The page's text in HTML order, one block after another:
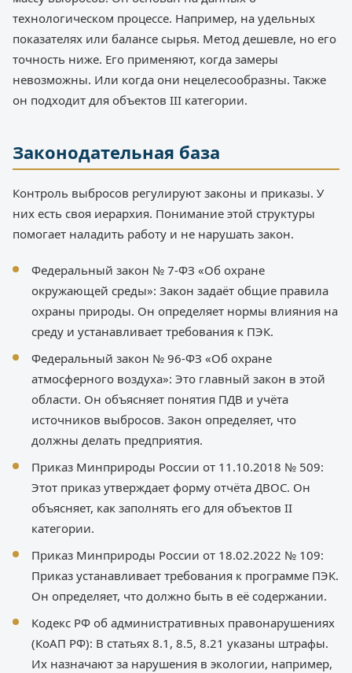
технологическом процессе. Например, на удельных
показателях или балансе сырья. Метод дешевле, но его
точность ниже. Его применяют, когда замеры
невозможны. Или когда они нецелесообразны. Также
он подходит для объектов III категории.
Законодательная база
Контроль выбросов регулируют законы и приказы. У
них есть своя иерархия. Понимание этой структуры
помогает наладить работу и не нарушать закон.
Федеральный закон № 7-ФЗ «Об охране
окружающей среды»: Закон задаёт общие правила
охраны природы. Он определяет нормы влияния на
среду и устанавливает требования к ПЭК.
Федеральный закон № 96-ФЗ «Об охране
атмосферного воздуха»: Это главный закон в этой
области. Он объясняет понятия ПДВ и учёта
источников выбросов. Закон определяет, что
должны делать предприятия.
Приказ Минприроды России от 11.10.2018 № 509:
Этот приказ утверждает форму отчёта ДВОС. Он
объясняет, как заполнять его для объектов II
категории.
Приказ Минприроды России от 18.02.2022 № 109:
Приказ устанавливает требования к программе ПЭК.
Он определяет, что должно быть в её содержании.
Кодекс РФ об административных правонарушениях
(КоАП РФ): В статьях 8.1, 8.5, 8.21 указаны штрафы.
Их назначают за нарушения в экологии, например,